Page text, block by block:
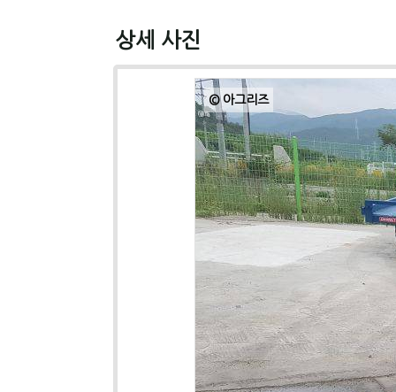
상세 사진
© 아그리즈